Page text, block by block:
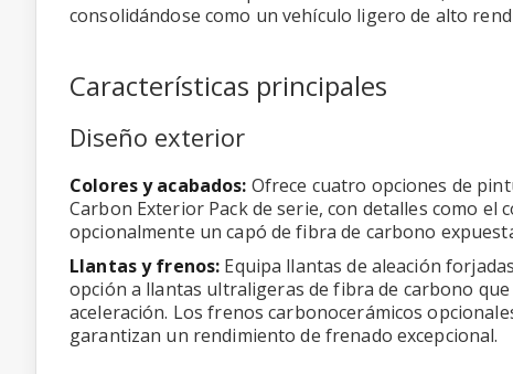
consolidándose como un vehículo ligero de alto
Características principales
Diseño exterior
Colores y acabados: Ofrece cuatro opciones de
Carbon Exterior Pack de serie, con detalles como
opcionalmente un capó de fibra de carbono
Llantas y frenos: Equipa llantas de aleación
opción a llantas ultraligeras de fibra de carbono
aceleración. Los frenos carbonocerámicos
garantizan un rendimiento de frenado excepcional.